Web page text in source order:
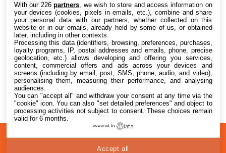
A
Confidentialité
© 2012-2026
With our 226partners , we wish to store and access information on
your devices (cookies, pixels in emails, etc.), combine and share
your personal data with our partners, whether collected on this
website or in our emails, already held by some of us, or obtained
later, including in other contexts.
Processing this data (identifiers, browsing, preferences, purchases,
loyalty programs, IP, postal addresses and emails, phone, precise
geolocation, etc.) allows developing and offering you services,
content, commercial offers and ads across your devices and
screens (including by email, post, SMS, phone, audio, and video),
personalising them, measuring their performance, and analysing
audiences.
You can "accept all" and withdraw your consent at any time via the
"cookie" icon. You can also "set detailed preferences" and object to
processing activities not subject to consent. These choices remain
valid for 6 months.
powered by
Accept all